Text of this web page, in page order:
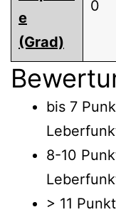
e
(Grad)
0
bis 7
8-10
> 11